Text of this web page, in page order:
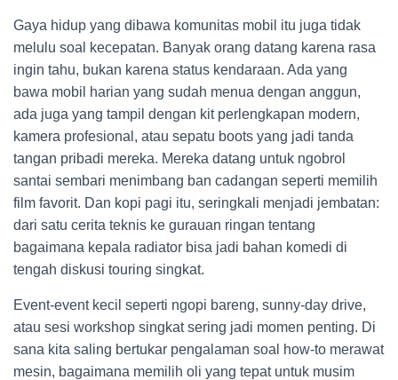
Gaya hidup yang dibawa komunitas mobil itu juga tidak
melulu soal kecepatan. Banyak orang datang karena rasa
ingin tahu, bukan karena status kendaraan. Ada yang
bawa mobil harian yang sudah menua dengan anggun,
ada juga yang tampil dengan kit perlengkapan modern,
kamera profesional, atau sepatu boots yang jadi tanda
tangan pribadi mereka. Mereka datang untuk ngobrol
santai sembari menimbang ban cadangan seperti memilih
film favorit. Dan kopi pagi itu, seringkali menjadi jembatan:
dari satu cerita teknis ke gurauan ringan tentang
bagaimana kepala radiator bisa jadi bahan komedi di
tengah diskusi touring singkat.
Event-event kecil seperti ngopi bareng, sunny-day drive,
atau sesi workshop singkat sering jadi momen penting. Di
sana kita saling bertukar pengalaman soal how-to merawat
mesin, bagaimana memilih oli yang tepat untuk musim